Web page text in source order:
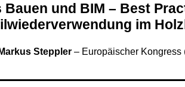
Bauen und BIM – Best
im
Steppler – Europäischer Kongress